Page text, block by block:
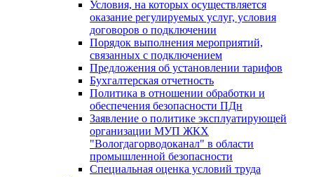
Условия, на которых осуществляется
оказание регулируемых услуг, условия
договоров о подключении
Порядок выполнения мероприятий,
связанных с подключением
Предложения об установлении тарифов
Бухгалтерская отчетность
Политика в отношении обработки и
обеспечения безопасности ПДн
Заявление о политике эксплуатирующей
организации МУП ЖКХ
"Вологдагорводоканал" в области
промышленной безопасности
Специальная оценка условий труда